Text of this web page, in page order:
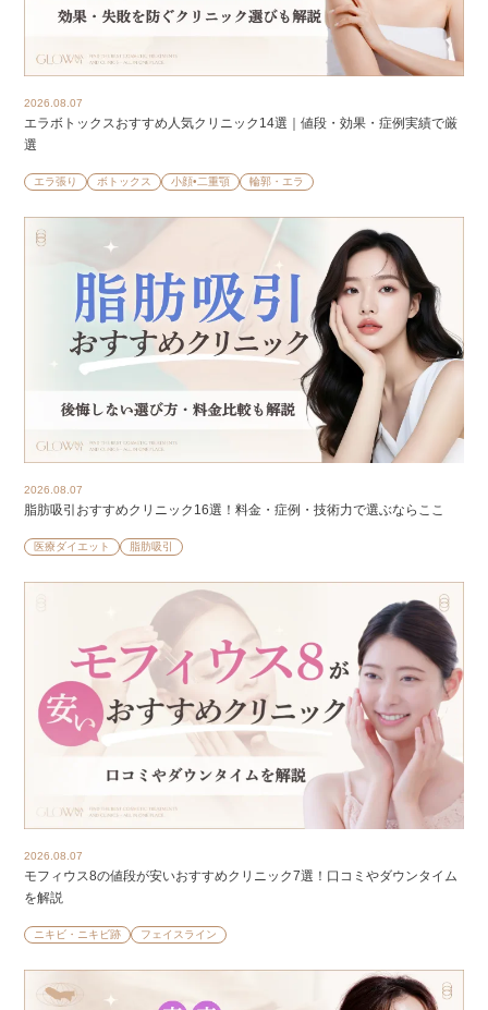
2026.08.07
エラボトックスおすすめ人気クリニック14選｜値段・効果・症例実績で厳
選
エラ張り ボトックス 小顔•二重顎 輪郭・エラ
2026.08.07
脂肪吸引おすすめクリニック16選！料金・症例・技術力で選ぶならここ
医療ダイエット 脂肪吸引
2026.08.07
モフィウス8の値段が安いおすすめクリニック7選！口コミやダウンタイム
を解説
ニキビ・ニキビ跡 フェイスライン